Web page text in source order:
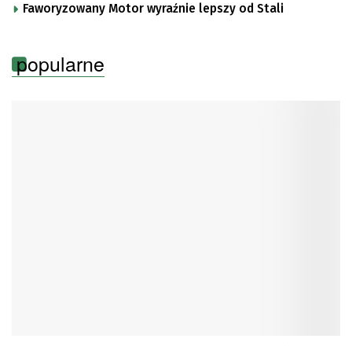
Faworyzowany Motor wyraźnie lepszy od Stali
popularne